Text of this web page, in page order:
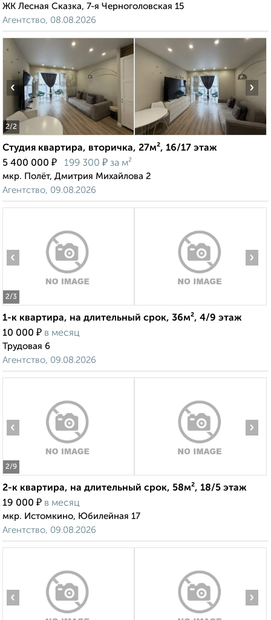
ЖК Лесная Сказка, 7-я Черноголовская 15
Агентство, 08.08.2026
2/2
‹ ›
Студия квартира, вторичка, 27м², 16/17 этаж
5 400 000 ₽ 199 300 ₽ за м²
мкр. Полёт, Дмитрия Михайлова 2
Агентство, 09.08.2026
2/3
‹ ›
1-к квартира, на длительный срок, 36м², 4/9 этаж
10 000 ₽ в месяц
Трудовая 6
Агентство, 09.08.2026
2/9
‹ ›
2-к квартира, на длительный срок, 58м², 18/5 этаж
19 000 ₽ в месяц
мкр. Истомкино, Юбилейная 17
Агентство, 09.08.2026
‹ ›